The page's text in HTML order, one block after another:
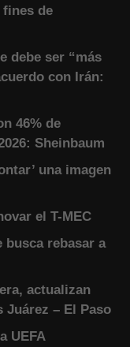
de
debe ser “más
con Irán:
46% de
Sheinbaum
una imagen
el T-MEC
rebasar a
actualizan
Juárez – El Paso
UEFA